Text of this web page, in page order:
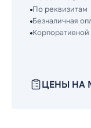
По реквизитам
Безналичная
ЦЕНЫ НА